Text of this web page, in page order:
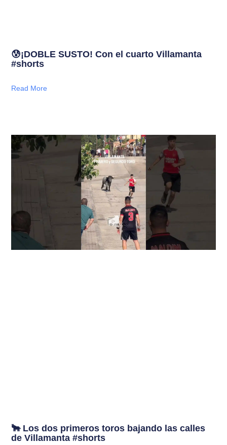
😰¡DOBLE SUSTO! Con el cuarto Villamanta
#shorts
Read More
🐂 Los dos primeros toros bajando las calles
de Villamanta #shorts